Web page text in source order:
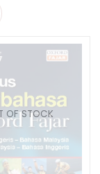
OF STOCK